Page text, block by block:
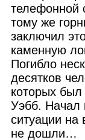
телефонной
тому же
заключил
каменную
Погибло
десятков
которых
Уэбб. Начал
ситуации
не дошли…